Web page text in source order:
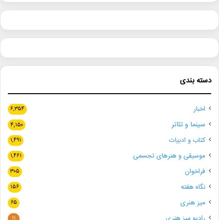
دسته بندی
اخبار ۶,۳۵۴
سینما و تئاتر ۴,۱۵۰
کتاب و ادبیات ۱,۴۹۱
موسیقی و هنرهای تجسمی ۱,۴۶۱
فراخوان ۳۰۵
نگاه هفته ۱۵۶
میز هنری ۶۵